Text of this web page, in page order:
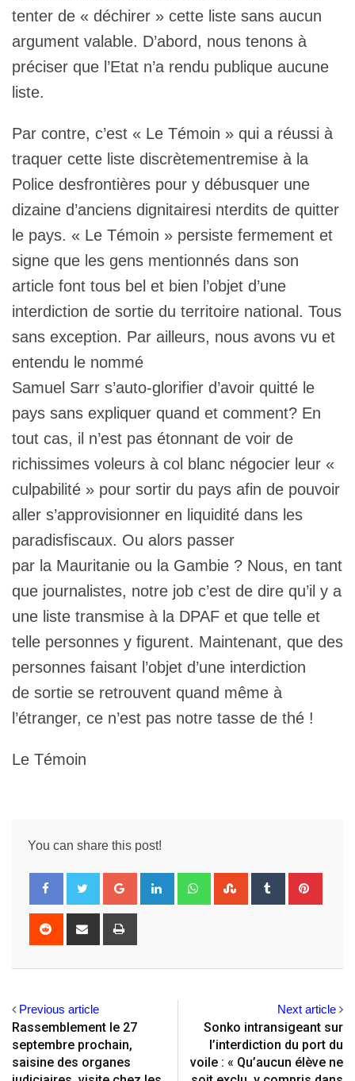
tenter de « déchirer » cette liste sans aucun
argument valable. D’abord, nous tenons à
préciser que l’Etat n’a rendu publique aucune
liste.
Par contre, c’est « Le Témoin » qui a réussi à
traquer cette liste discrètementremise à la
Police desfrontières pour y débusquer une
dizaine d’anciens dignitairesi nterdits de quitter
le pays. « Le Témoin » persiste fermement et
signe que les gens mentionnés dans son
article font tous bel et bien l’objet d’une
interdiction de sortie du territoire national. Tous
sans exception. Par ailleurs, nous avons vu et
entendu le nommé
Samuel Sarr s’auto-glorifier d’avoir quitté le
pays sans expliquer quand et comment? En
tout cas, il n’est pas étonnant de voir de
richissimes voleurs à col blanc négocier leur «
culpabilité » pour sortir du pays afin de pouvoir
aller s’approvisionner en liquidité dans les
paradisfiscaux. Ou alors passer
par la Mauritanie ou la Gambie ? Nous, en tant
que journalistes, notre job c’est de dire qu’il y a
une liste transmise à la DPAF et que telle et
telle personnes y figurent. Maintenant, que des
personnes faisant l’objet d’une interdiction
de sortie se retrouvent quand même à
l’étranger, ce n’est pas notre tasse de thé !
Le Témoin
You can share this post!
Google+ LinkedIn WhatsappStumbleUpon
Tumblr
Reddit
Share
Previous article
Rassemblement le 27
septembre prochain,
saisine des organes
Next article
Sonko intransigeant sur
l’interdiction du port du
voile : « Qu’aucun élève ne